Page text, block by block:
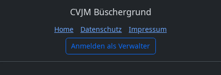
CVJM Büschergrund
Home Datenschutz
Impressum
Anmelden als Verwalter